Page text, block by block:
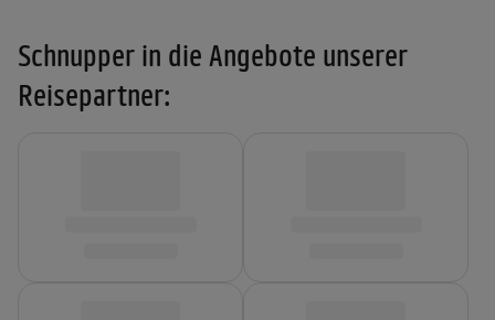
Schnupper in die Angebote unserer
Reisepartner: